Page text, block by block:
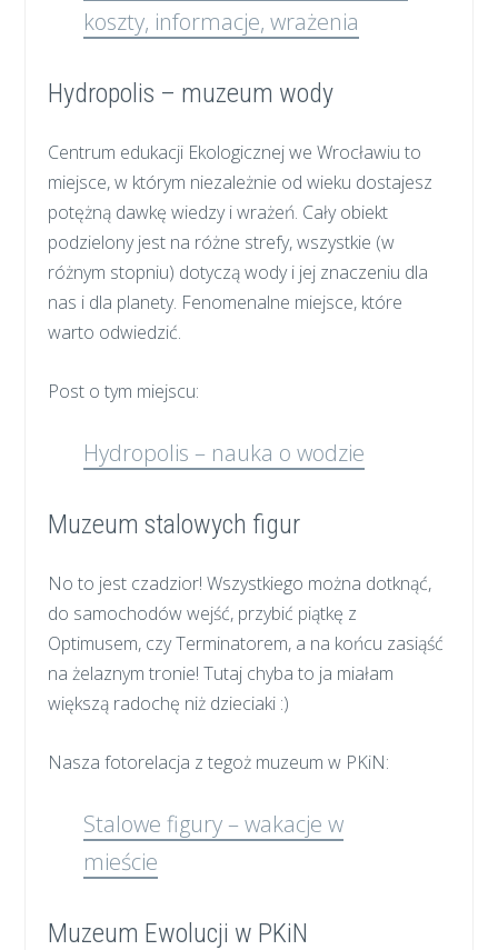
koszty, informacje, wrażenia
Hydropolis – muzeum wody
Centrum edukacji Ekologicznej we Wrocławiu to
miejsce, w którym niezależnie od wieku dostajesz
potężną dawkę wiedzy i wrażeń. Cały obiekt
podzielony jest na różne strefy, wszystkie (w
różnym stopniu) dotyczą wody i jej znaczeniu dla
nas i dla planety. Fenomenalne miejsce, które
warto odwiedzić.
Post o tym miejscu:
Hydropolis – nauka o wodzie
Muzeum stalowych figur
No to jest czadzior! Wszystkiego można dotknąć,
do samochodów wejść, przybić piątkę z
Optimusem, czy Terminatorem, a na końcu zasiąść
na żelaznym tronie! Tutaj chyba to ja miałam
większą radochę niż dzieciaki :)
Nasza fotorelacja z tegoż muzeum w PKiN:
Stalowe figury – wakacje w
mieście
Muzeum Ewolucji w PKiN